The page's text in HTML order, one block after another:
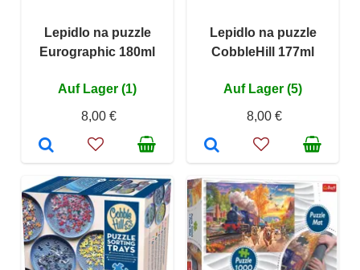
Lepidlo na puzzle
Eurographic 180ml
Auf Lager (1)
8,00 €
Lepidlo na puzzle
CobbleHill 177ml
Auf Lager (5)
8,00 €